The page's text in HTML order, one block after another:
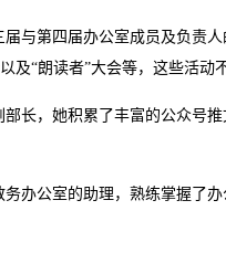
与第四届办公室成员及负责
及“朗读者”大会等，这些活
长，她积累了丰富的公众号
办公室的助理，熟练掌握了